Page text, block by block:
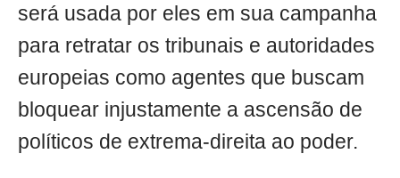
será usada por eles em sua campanha
para retratar os tribunais e autoridades
europeias como agentes que buscam
bloquear injustamente a ascensão de
políticos de extrema-direita ao poder.